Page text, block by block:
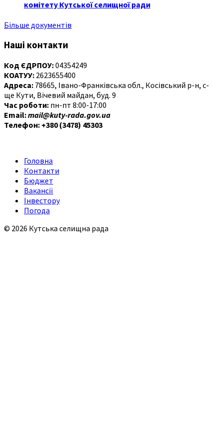
комітету Кутської селищної ради
Більше документів
Наші контакти
Код ЄДРПОУ:04354249
КОАТУУ: 2623655400
Адреса: 78665, Івано-Франківська обл., Косівський р-н, с-
ще Кути, Вічевий майдан, буд. 9
Час роботи: пн-пт 8:00-17:00
Email:mail@kuty-rada.gov.ua
Телефон: +380 (3478) 45303
Головна
Контакти
Бюджет
Вакансії
Інвестору
Погода
© 2026 Кутська селищна рада